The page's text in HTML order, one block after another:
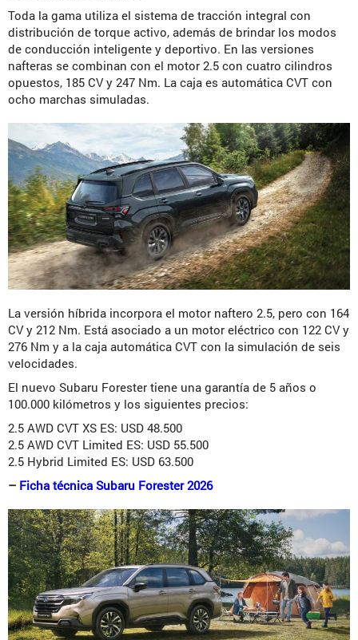
Toda la gama utiliza el sistema de tracción integral con
distribución de torque activo, además de brindar los modos
de conducción inteligente y deportivo. En las versiones
nafteras se combinan con el motor 2.5 con cuatro cilindros
opuestos, 185 CV y 247 Nm. La caja es automática CVT con
ocho marchas simuladas.
La versión híbrida incorpora el motor naftero 2.5, pero con 164
CV y 212 Nm. Está asociado a un motor eléctrico con 122 CV y
276 Nm y a la caja automática CVT con la simulación de seis
velocidades.
El nuevo Subaru Forester tiene una garantía de 5 años o
100.000 kilómetros y los siguientes precios:
2.5 AWD CVT XS ES: USD 48.500
2.5 AWD CVT Limited ES: USD 55.500
2.5 Hybrid Limited ES: USD 63.500
– Ficha técnica Subaru Forester 2026